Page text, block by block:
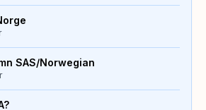
SAS/Norwegian